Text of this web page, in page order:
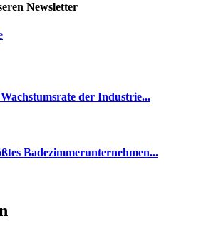
Newsletter
der Industrie...
Badezimmerunternehmen...